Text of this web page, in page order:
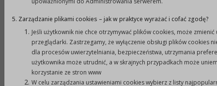
na formularzu określonym w załączniku do
Rozporządzenia Ministra Polityki Społecznej z dnia
8 marca 2005 r. w sprawie określenia wzoru
sprawozdania z realizacji zadania z zakresu
pomocy społecznej (Dz. U. Nr 44 poz. 428)
dostępnym w siedzibie Urzędu Miejskiego w
Prudniku, ul. Kościuszki 3, pok. nr 226, tel./fax 077
5. Zarządzanie plikami cookies – jak w praktyce wyrażać i cofać zgodę?
Jeśli użytkownik nie chce otrzymywać plików cookies, może zmienić
przeglądarki. Zastrzegamy, że wyłączenie obsługi plików cookies
dla procesów uwierzytelniania, bezpieczeństwa, utrzymania
użytkownika może utrudnić, a w skrajnych przypadkach może
korzystanie ze stron www
W celu zarządzania ustawieniami cookies wybierz z listy